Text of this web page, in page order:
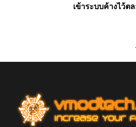
เข้าระบบค้างไว้ต